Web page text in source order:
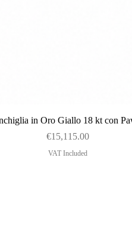
Quick View
in Oro Giallo 18 kt con
Price
€15,115.00
VAT Included